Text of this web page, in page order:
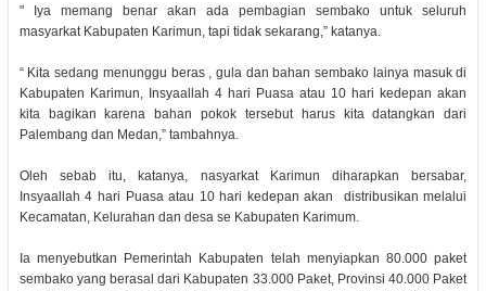
" Iya memang benar akan ada pembagian sembako untuk seluruh
masyarkat Kabupaten Karimun, tapi tidak sekarang,” katanya.
“ Kita sedang menunggu beras , gula dan bahan sembako lainya masuk di
Kabupaten Karimun, Insyaallah 4 hari Puasa atau 10 hari kedepan akan
kita bagikan karena bahan pokok tersebut harus kita datangkan dari
Palembang dan Medan,” tambahnya.
Oleh sebab itu, katanya, nasyarkat Karimun diharapkan bersabar,
Insyaallah 4 hari Puasa atau 10 hari kedepan akan distribusikan melalui
Kecamatan, Kelurahan dan desa se Kabupaten Karimum.
Ia menyebutkan Pemerintah Kabupaten telah menyiapkan 80.000 paket
sembako yang berasal dari Kabupaten 33.000 Paket, Provinsi 40.000 Paket